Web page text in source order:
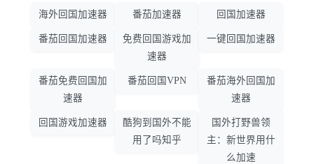
海外回国加速器 番茄加速器 回国加速器
番茄回国加速器
免费回国游戏加
速器
一键回国加速器
番茄免费回国加
速器
番茄回国VPN
番茄海外回国加
速器
回国游戏加速器
酷狗到国外不能
用了吗知乎
国外打野兽领
主：新世界用什
么加速